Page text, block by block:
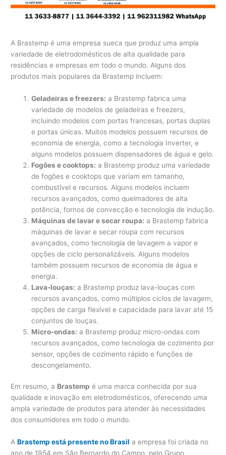
A Brastemp é uma empresa sueca que produz uma ampla
variedade de eletrodomésticos de alta qualidade para
residências e empresas em todo o mundo. Alguns dos
produtos mais populares da Brastemp incluem:
Geladeiras e freezers: a Brastemp fabrica uma
variedade de modelos de geladeiras e freezers,
incluindo modelos com portas francesas, portas duplas
e portas únicas. Muitos modelos possuem recursos de
economia de energia, como a tecnologia Inverter, e
alguns modelos possuem dispensadores de água e gelo.
Fogões e cooktops: a Brastemp produz uma variedade
de fogões e cooktops que variam em tamanho,
combustível e recursos. Alguns modelos incluem
recursos avançados, como queimadores de alta
potência, fornos de convecção e tecnologia de indução.
Máquinas de lavar e secar roupa: a Brastemp fabrica
máquinas de lavar e secar roupa com recursos
avançados, como tecnologia de lavagem a vapor e
opções de ciclo personalizáveis. Alguns modelos
também possuem recursos de economia de água e
energia.
Lava-louças: a Brastemp produz lava-louças com
recursos avançados, como múltiplos ciclos de lavagem,
opções de carga flexível e capacidade para lavar até 15
conjuntos de louças.
Micro-ondas: a Brastemp produz micro-ondas com
recursos avançados, como tecnologia de cozimento por
sensor, opções de cozimento rápido e funções de
descongelamento.
Em resumo, a Brastemp é uma marca conhecida por sua
qualidade e inovação em eletrodomésticos, oferecendo uma
ampla variedade de produtos para atender às necessidades
dos consumidores em todo o mundo.
ABrastemp está presente no Brasil a empresa foi criada no
ano de 1954 em São Bernardo do Campo, pelo Grupo